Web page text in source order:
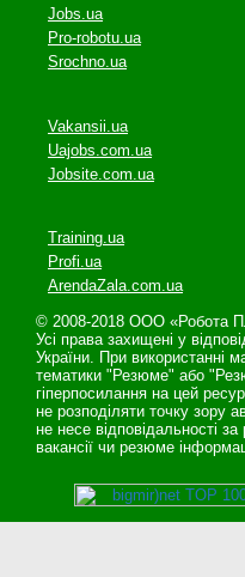
Jobs.ua
Pro-robotu.ua
Srochno.ua
Vakansii.ua
Uajobs.com.ua
Jobsite.com.ua
Training.ua
Profi.ua
ArendaZala.com.ua
© 2008-2018 ООО «Робота
Усі права захищені у
України. При використанні
тематики "Резюме" або
гіперпосилання на цей
не розподіляти точку зору
не несе відповідальності
вакансії чи резюме